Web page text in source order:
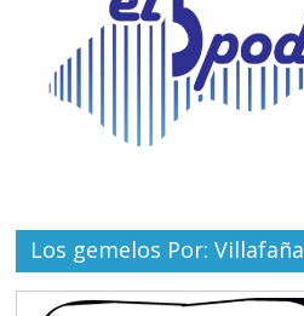
Los gemelos Por: Villafaña